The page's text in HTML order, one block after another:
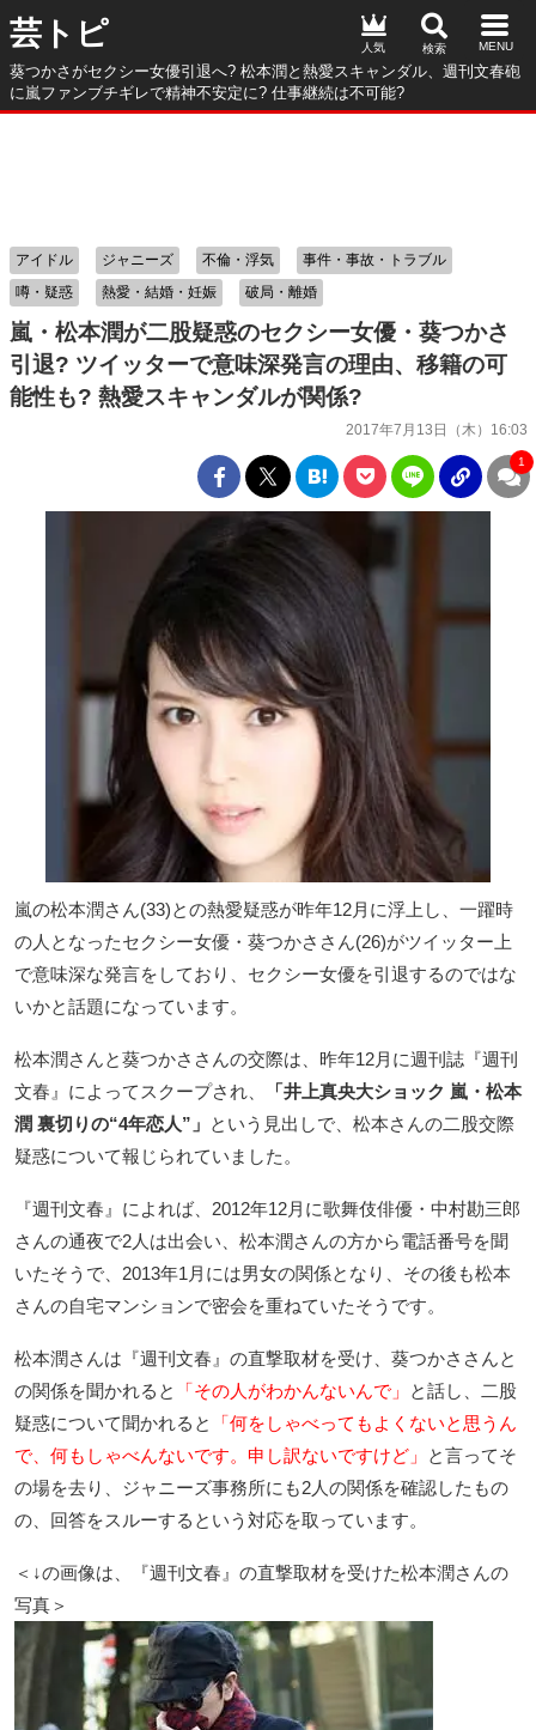
芸トピ
葵つかさがセクシー女優引退へ? 松本潤と熱愛スキャンダル、週刊文春砲
に嵐ファンブチギレで精神不安定に? 仕事継続は不可能?
人気
嵐・松本潤が二股疑惑のセクシー女優・葵つかさ
引退? ツイッターで意味深発言の理由、移籍の可
能性も? 熱愛スキャンダルが関係?
2017年7月13日（木）16:03
アイドル ジャニーズ 不倫・浮気
事件・事故・トラブル
噂・疑惑
熱愛・結婚・妊娠 破局・離婚
1
嵐の松本潤さん(33)との熱愛疑惑が昨年12月に浮上し、一躍時
の人となったセクシー女優・葵つかささん(26)がツイッター上
で意味深な発言をしており、セクシー女優を引退するのではな
いかと話題になっています。
松本潤さんと葵つかささんの交際は、昨年12月に週刊誌『週刊
文春』によってスクープされ、
「井上真央大ショック 嵐・松本
潤 裏切りの“4年恋人”」 という見出しで、松本さんの二股交際
疑惑について報じられていました。
『週刊文春』によれば、2012年12月に歌舞伎俳優・中村勘三郎
さんの通夜で2人は出会い、松本潤さんの方から電話番号を聞
いたそうで、2013年1月には男女の関係となり、その後も松本
さんの自宅マンションで密会を重ねていたそうです。
松本潤さんは『週刊文春』の直撃取材を受け、葵つかささんと
の関係を聞かれると
「その人がわかんないんで」
と話し、二股
疑惑について聞かれると
「何をしゃべってもよくないと思うん
で、何もしゃべんないです。申し訳ないですけど」
と言ってそ
の場を去り、ジャニーズ事務所にも2人の関係を確認したもの
の、回答をスルーするという対応を取っています。
＜↓の画像は、『週刊文春』の直撃取材を受けた松本潤さんの
写真＞